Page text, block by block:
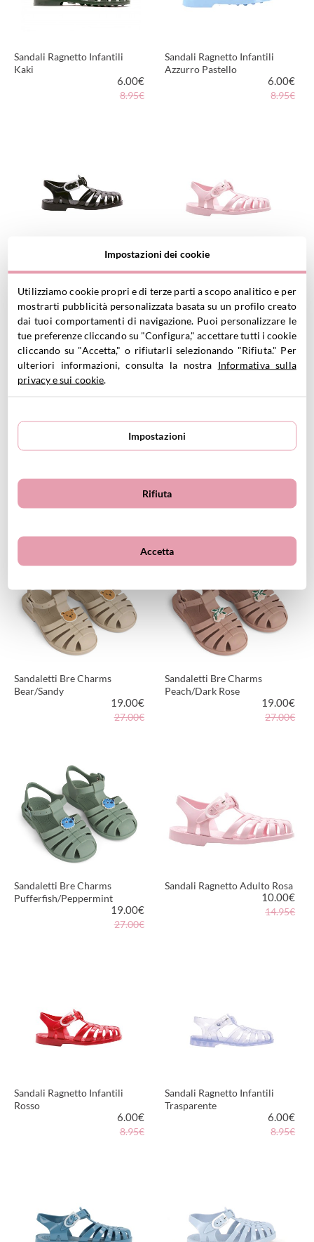
Sandali Ragnetto Infantili
Kaki
6.00€
8.95€
Sandali Ragnetto Infantili
Azzurro Pastello
6.00€
8.95€
Nero
6.00 €
8.95€
VEDI PRODOTTO
Rosa
6.00€
8.95€
VEDI PRODOTTO
10.00€
25.00€
20.00€
Sandaletti Bre Charms
Bear/Sandy
19.00€
27.00€
Sandaletti Bre Charms
Peach/Dark Rose
19.00€
27.00€
Sandaletti Bre Charms
Pufferfish/Peppermint
19.00€
27.00€
Sandali Ragnetto Adulto Rosa
10.00€
14.95€
Sandali Ragnetto Infantili
Rosso
6.00€
8.95€
Sandali Ragnetto Infantili
Trasparente
6.00€
8.95€
Impostazioni dei cookie
Utilizziamo cookie propri e di terze parti a scopo analitico e per
mostrarti pubblicità personalizzata basata su un profilo creato
dai tuoi comportamenti di navigazione. Puoi personalizzare le
tue preferenze cliccando su "Configura," accettare tutti i cookie
cliccando su "Accetta," o rifiutarli selezionando "Rifiuta." Per
ulteriori informazioni, consulta la nostra Informativa sulla
privacy e sui cookie
Impostazioni
Rifiuta
Accetta